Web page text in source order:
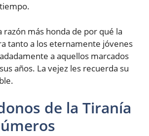
razón más honda de por qué la
tanto a los eternamente jóvenes
a aquellos marcados
años. La vejez les recuerda su
de la Tiranía